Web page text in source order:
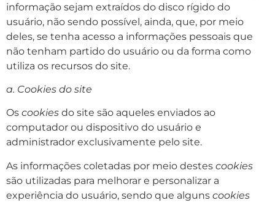
informação sejam extraídos do disco rígido do
usuário, não sendo possível, ainda, que, por meio
deles, se tenha acesso a informações pessoais que
não tenham partido do usuário ou da forma como
utiliza os recursos do site.
a. Cookies do site
Os cookies do site são aqueles enviados ao
computador ou dispositivo do usuário e
administrador exclusivamente pelo site.
As informações coletadas por meio destes cookies
são utilizadas para melhorar e personalizar a
experiência do usuário, sendo que alguns cookies